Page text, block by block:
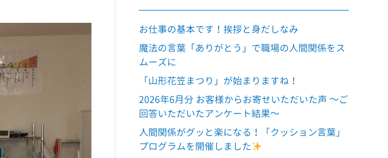
お仕事の基本です！挨拶と身だしなみ
魔法の言葉「ありがとう」で職場の人間関係をス
ムーズに
「山形花笠まつり」が始まりますね！
2026年6月分 お客様からお寄せいただいた声 ～ご
回答いただいたアンケート結果～
人間関係がグッと楽になる！「クッション言葉」
プログラムを開催しました